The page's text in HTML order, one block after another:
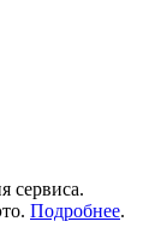
сервиса.
Подробнее.